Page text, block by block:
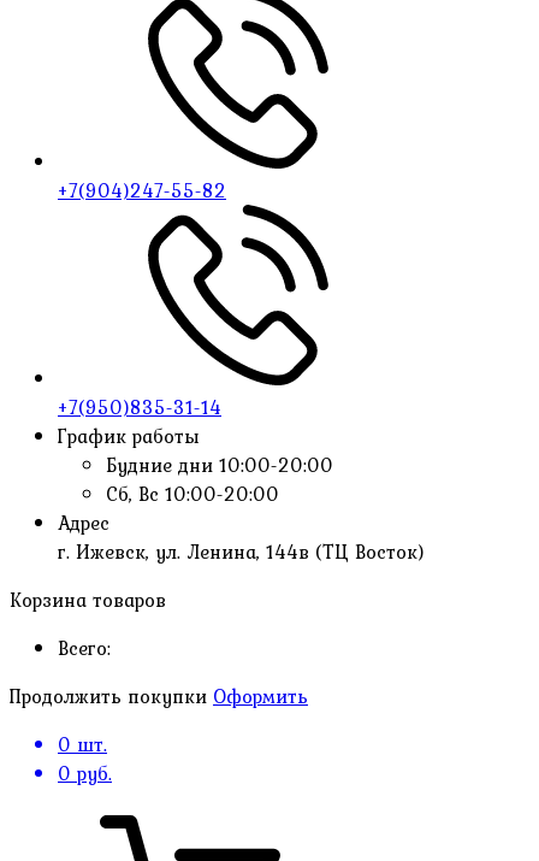
+7(904)247-55-82
+7(950)835-31-14
График работы
Будние дни 10:00-20:00
Сб, Вс 10:00-20:00
Адрес
г. Ижевск, ул. Ленина, 144в (ТЦ Восток)
Корзина товаров
Всего:
Продолжить покупки Оформить
0 шт.
0 руб.